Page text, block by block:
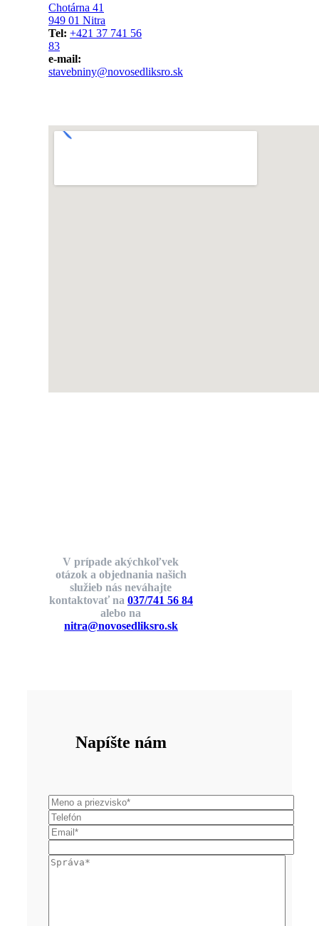
Chotárna 41
949 01 Nitra
Tel: +421 37 741 56
83
e-mail:
stavebniny@novosedliksro.sk
V prípade akýchkoľvek
otázok a objednania našich
služieb nás neváhajte
kontaktovať na 037/741 56 84
alebo na
nitra@novosedliksro.sk
Napíšte nám